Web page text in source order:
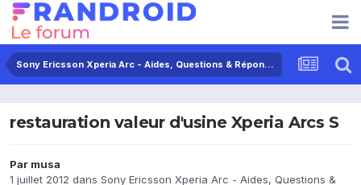
Sony Ericsson Xperia Arc - Aides, Questions & Réponses
restauration valeur d'usine Xperia Arcs S
Par musa
1 juillet 2012 dans Sony Ericsson Xperia Arc - Aides, Questions &